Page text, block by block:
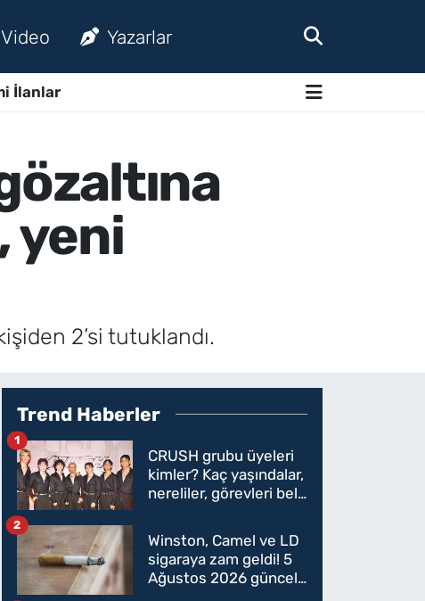
Video Yazarlar
İlanlar
yeni
2’si tutuklandı.
Trend Haberler
CRUSH grubu üyeleri
kimler? Kaç yaşındalar,
nereliler, görevleri belli
1
Winston, Camel ve LD
sigaraya zam geldi! 5
Ağustos 2026 güncel
2